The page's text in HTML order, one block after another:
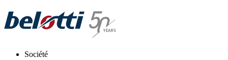
to
content
Société